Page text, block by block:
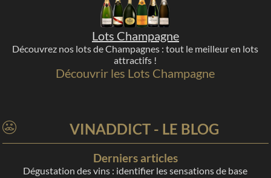
Lots Champagne
Découvrez nos lots de Champagnes : tout le meilleur en lots
attractifs !
Découvrir les Lots Champagne
VINADDICT - LE BLOG
Derniers articles
Dégustation des vins : identifier les sensations de base